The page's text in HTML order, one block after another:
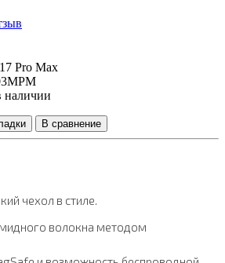
Pro Max
наличии
В сравнение
чехол в стиле.
волокна методом